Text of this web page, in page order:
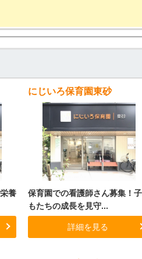
養
にじいろ保育園東砂
保育園での看護師さん募集！
もたちの成長を見守...
詳細を見る